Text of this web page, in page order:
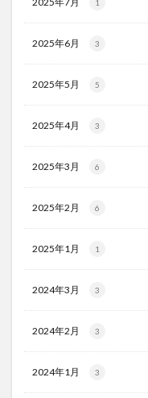
1
2025年6月 3
2025年5月 5
2025年4月 3
2025年3月 6
2025年2月 6
2025年1月 1
2024年3月 3
2024年2月 3
2024年1月 3